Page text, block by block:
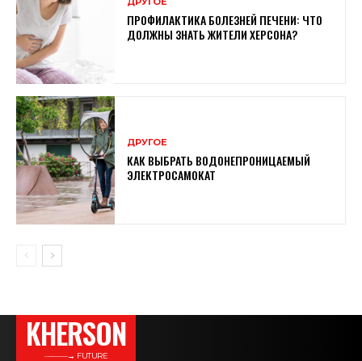
ПРОФИЛАКТИКА БОЛЕЗНЕЙ ПЕЧЕНИ: ЧТО
ДОЛЖНЫ ЗНАТЬ ЖИТЕЛИ ХЕРСОНА?
ДРУГОЕ
КАК ВЫБРАТЬ ВОДОНЕПРОНИЦАЕМЫЙ
ЭЛЕКТРОСАМОКАТ
KHERSON
———→ FUTURE